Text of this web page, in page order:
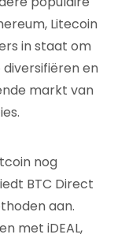
Litecoin
in staat om
en
markt van
nog
BTC Direct
aan.
met iDEAL,